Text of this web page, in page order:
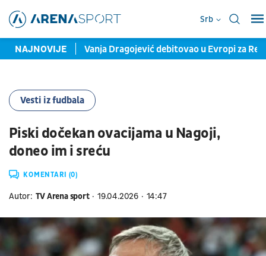
Srb
NAJNOVIJE
povratak? Vanja Dragojević debitovao u Evropi za
Vesti iz fudbala
Piski dočekan ovacijama u Nagoji,
doneo im i sreću
KOMENTARI (0)
Autor: TV Arena sport 19.04.2026 14:47